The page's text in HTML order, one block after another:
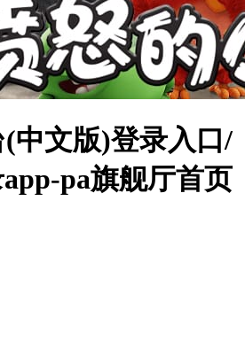
中文版)登录入口/
pa旗舰厅首页